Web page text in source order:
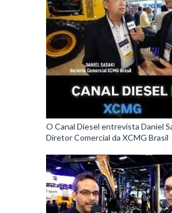
O Canal Diesel entrevista Daniel
Diretor Comercial da XCMG Brasil